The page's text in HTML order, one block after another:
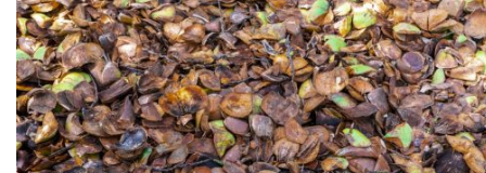
importado
predominante
a
una
industria
local
emergente